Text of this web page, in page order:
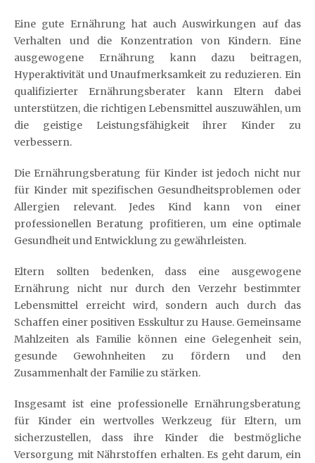
Eine gute Ernährung hat auch Auswirkungen auf das
Verhalten und die Konzentration von Kindern. Eine
ausgewogene Ernährung kann dazu beitragen,
Hyperaktivität und Unaufmerksamkeit zu reduzieren. Ein
qualifizierter Ernährungsberater kann Eltern dabei
unterstützen, die richtigen Lebensmittel auszuwählen, um
die geistige Leistungsfähigkeit ihrer Kinder zu
verbessern.
Die Ernährungsberatung für Kinder ist jedoch nicht nur
für Kinder mit spezifischen Gesundheitsproblemen oder
Allergien relevant. Jedes Kind kann von einer
professionellen Beratung profitieren, um eine optimale
Gesundheit und Entwicklung zu gewährleisten.
Eltern sollten bedenken, dass eine ausgewogene
Ernährung nicht nur durch den Verzehr bestimmter
Lebensmittel erreicht wird, sondern auch durch das
Schaffen einer positiven Esskultur zu Hause. Gemeinsame
Mahlzeiten als Familie können eine Gelegenheit sein,
gesunde Gewohnheiten zu fördern und den
Zusammenhalt der Familie zu stärken.
Insgesamt ist eine professionelle Ernährungsberatung
für Kinder ein wertvolles Werkzeug für Eltern, um
sicherzustellen, dass ihre Kinder die bestmögliche
Versorgung mit Nährstoffen erhalten. Es geht darum, ein